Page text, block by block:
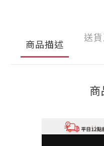
商品描述
送